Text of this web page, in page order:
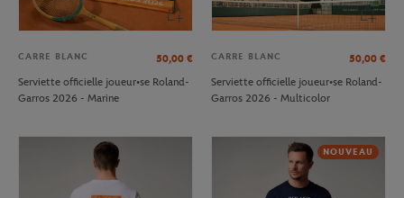
CARRE BLANC 50,00 €
Serviette officielle joueur•se Roland-
Garros 2026 - Marine
CARRE BLANC 50,00 €
Serviette officielle joueur•se Roland-
Garros 2026 - Multicolor
NOUVEAU